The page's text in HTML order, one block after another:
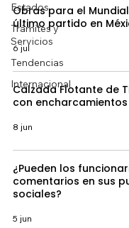
Estados
Trámites y
Servicios
Tendencias
Internacional
Obras para el
último partido en
6 jul
Calzada Flotante de
con
8 jun
¿Pueden los
comentarios en sus
sociales?
5 jun